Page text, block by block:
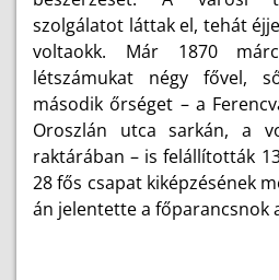
szolgálatot láttak el, tehát
voltaokk. Már 1870
létszámukat négy fővel,
második őrséget – a
Oroszlán utca sarkán, a
raktárában – is felállították
28 fős csapat kiképzésének
án jelentette a főparancsnok